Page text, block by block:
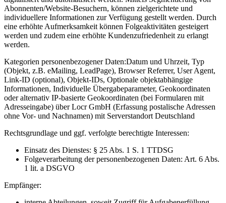
Abonnenten/Website-Besuchern, können zielgerichtete und
individuellere Informationen zur Verfügung gestellt werden. Durch
eine erhöhte Aufmerksamkeit können Folgeaktivitäten gesteigert
werden und zudem eine erhöhte Kundenzufriedenheit zu erlangt
werden.
Kategorien personenbezogener Daten:Datum und Uhrzeit, Typ
(Objekt, z.B. eMailing, LeadPage), Browser Referrer, User Agent,
Link-ID (optional), Objekt-IDs, Optionale objektabhängige
Informationen, Individuelle Übergabeparameter, Geokoordinaten
oder alternativ IP-basierte Geokoordinaten (bei Formularen mit
Adresseingabe) über Locr GmbH (Erfassung postalische Adressen
ohne Vor- und Nachnamen) mit Serverstandort Deutschland
Rechtsgrundlage und ggf. verfolgte berechtigte Interessen:
Einsatz des Dienstes: § 25 Abs. 1 S. 1 TTDSG
Folgeverarbeitung der personenbezogenen Daten: Art. 6 Abs.
1 lit. a DSGVO
Empfänger: